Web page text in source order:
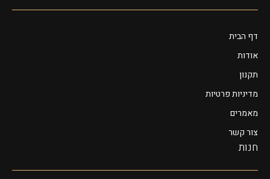
דף הבית
אודות
תקנון
מדיניות פרטיות
מאמרים
צור קשר
חנות